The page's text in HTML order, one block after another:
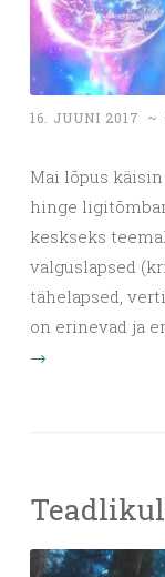
16. JUUNI 2017 ~
Mai lõpus
hinge
keskseks
valguslapsed
tähelapsed,
on erinevad ja
→